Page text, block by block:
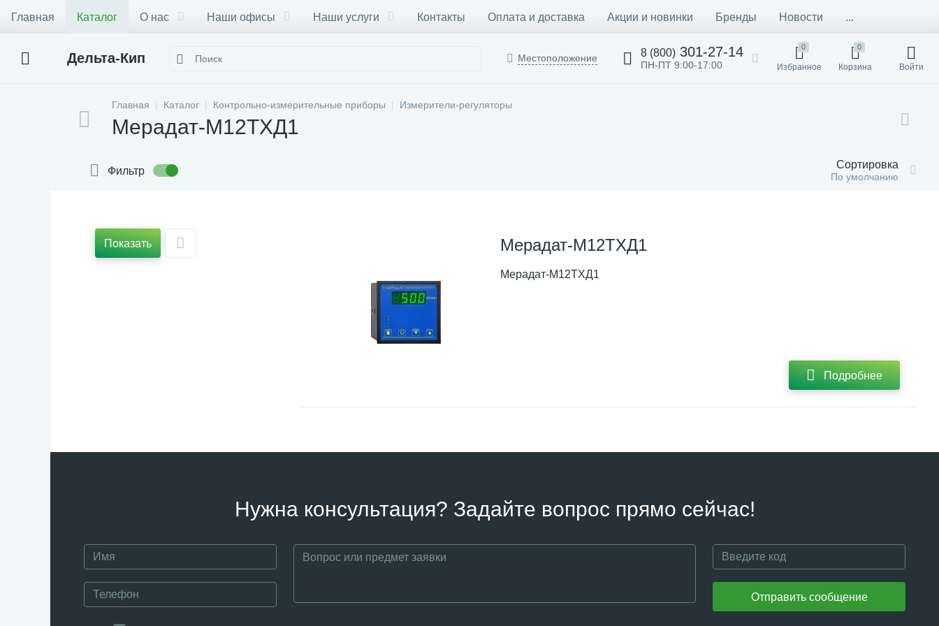
Главная Каталог О нас Наши офисы Наши услуги Контакты Оплата и доставка Акции и новинки Бренды Новости ...
Дельта-Кип Местоположение 8 (800) 301-27-14
ПН-ПТ 9:00-17:00
0
Избранное
0
Корзина Войти
Главная Каталог Контрольно-измерительные приборы Измерители-регуляторы
Мерадат-М12ТХД1
Фильтр Сортировка
По умолчанию
Показать Мерадат-М12ТХД1
Мерадат-М12ТХД1
Подробнее
Нужна консультация? Задайте вопрос прямо сейчас!
Отправить сообщение